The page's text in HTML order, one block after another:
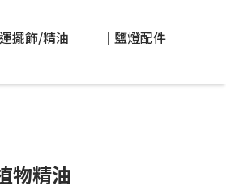
運擺飾/精油
｜鹽燈配件
物精油